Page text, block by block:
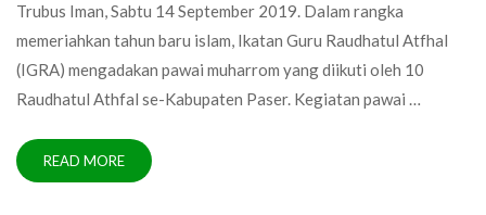
Trubus Iman, Sabtu 14 September 2019. Dalam rangka
memeriahkan tahun baru islam, Ikatan Guru Raudhatul Atfhal
(IGRA) mengadakan pawai muharrom yang diikuti oleh 10
Raudhatul Athfal se-Kabupaten Paser. Kegiatan pawai …
READ MORE